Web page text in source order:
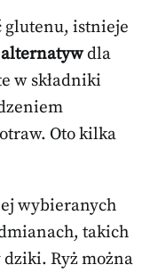
glutenu, istnieje
dla
w składniki
Oto kilka
wybieranych
takich
dziki. Ryż można